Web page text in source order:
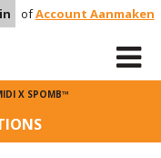
ofAccount Aanmaken
X SPOMB™